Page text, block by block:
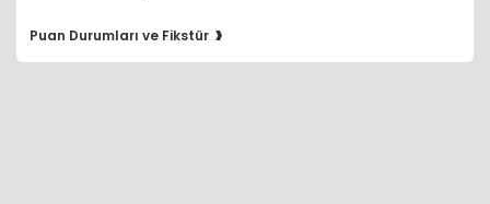
Puan Durumları ve Fikstür ›